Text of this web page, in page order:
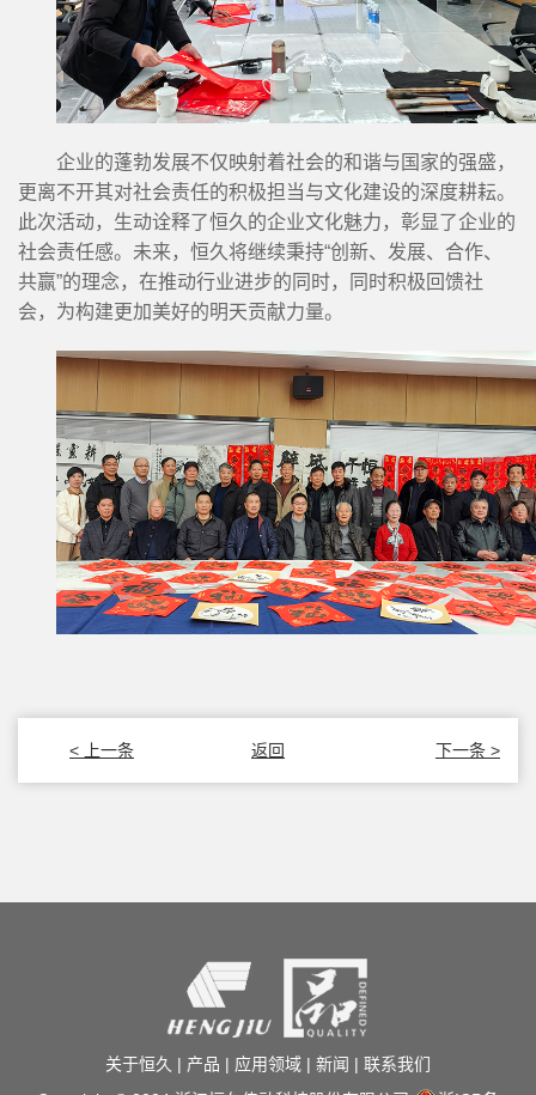
企业的蓬勃发展不仅映射着社会的和谐与国家的强盛，
更离不开其对社会责任的积极担当与文化建设的深度耕耘。
此次活动，生动诠释了恒久的企业文化魅力，彰显了企业的
社会责任感。未来，恒久将继续秉持“创新、发展、合作、
共赢”的理念，在推动行业进步的同时，同时积极回馈社
会，为构建更加美好的明天贡献力量。
< 上一条 返回 下一条 >
关于恒久 | 产品 | 应用领域 | 新闻 | 联系我们